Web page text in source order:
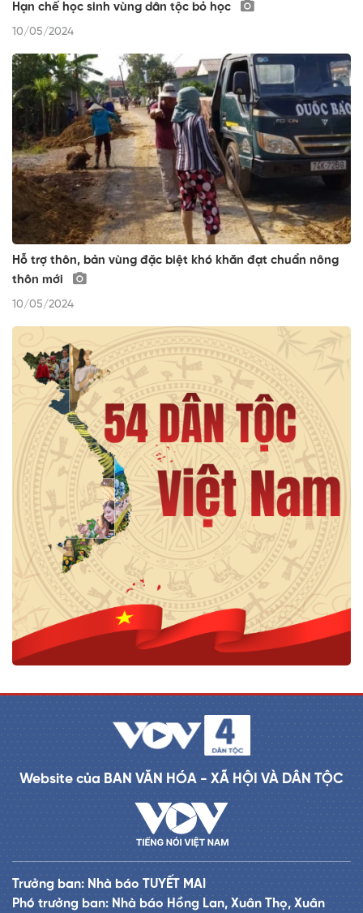
Hạn chế học sinh vùng dân tộc bỏ học
10/05/2024
Hỗ trợ thôn, bản vùng đặc biệt khó khăn đạt chuẩn nông
thôn mới
10/05/2024
Website của BAN VĂN HÓA - XÃ HỘI VÀ DÂN TỘC
Trưởng ban: Nhà báo TUYẾT MAI
Phó trưởng ban: Nhà báo Hồng Lan, Xuân Thọ, Xuân